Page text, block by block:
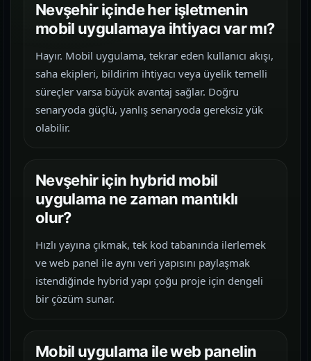
Nevşehir içinde her işletmenin
mobil uygulamaya ihtiyacı var mı?
Hayır. Mobil uygulama, tekrar eden kullanıcı akışı,
saha ekipleri, bildirim ihtiyacı veya üyelik temelli
süreçler varsa büyük avantaj sağlar. Doğru
senaryoda güçlü, yanlış senaryoda gereksiz yük
olabilir.
Nevşehir için hybrid mobil
uygulama ne zaman mantıklı
olur?
Hızlı yayına çıkmak, tek kod tabanında ilerlemek
ve web panel ile aynı veri yapısını paylaşmak
istendiğinde hybrid yapı çoğu proje için dengeli
bir çözüm sunar.
Mobil uygulama ile web panelin